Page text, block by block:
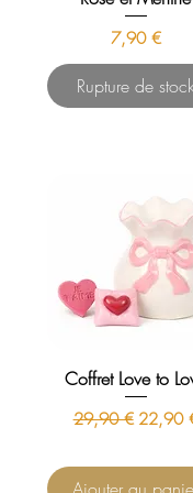
Prix
7,90 €
Rupture de
Coffret Love to
Prix original
29,90 € Prix
22,90